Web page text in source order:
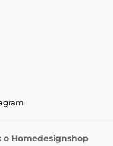
o Homedesignshop